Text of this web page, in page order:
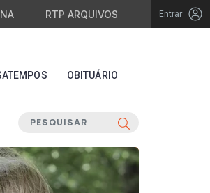
RTP ARQUIVOS Entrar
OBITUÁRIO